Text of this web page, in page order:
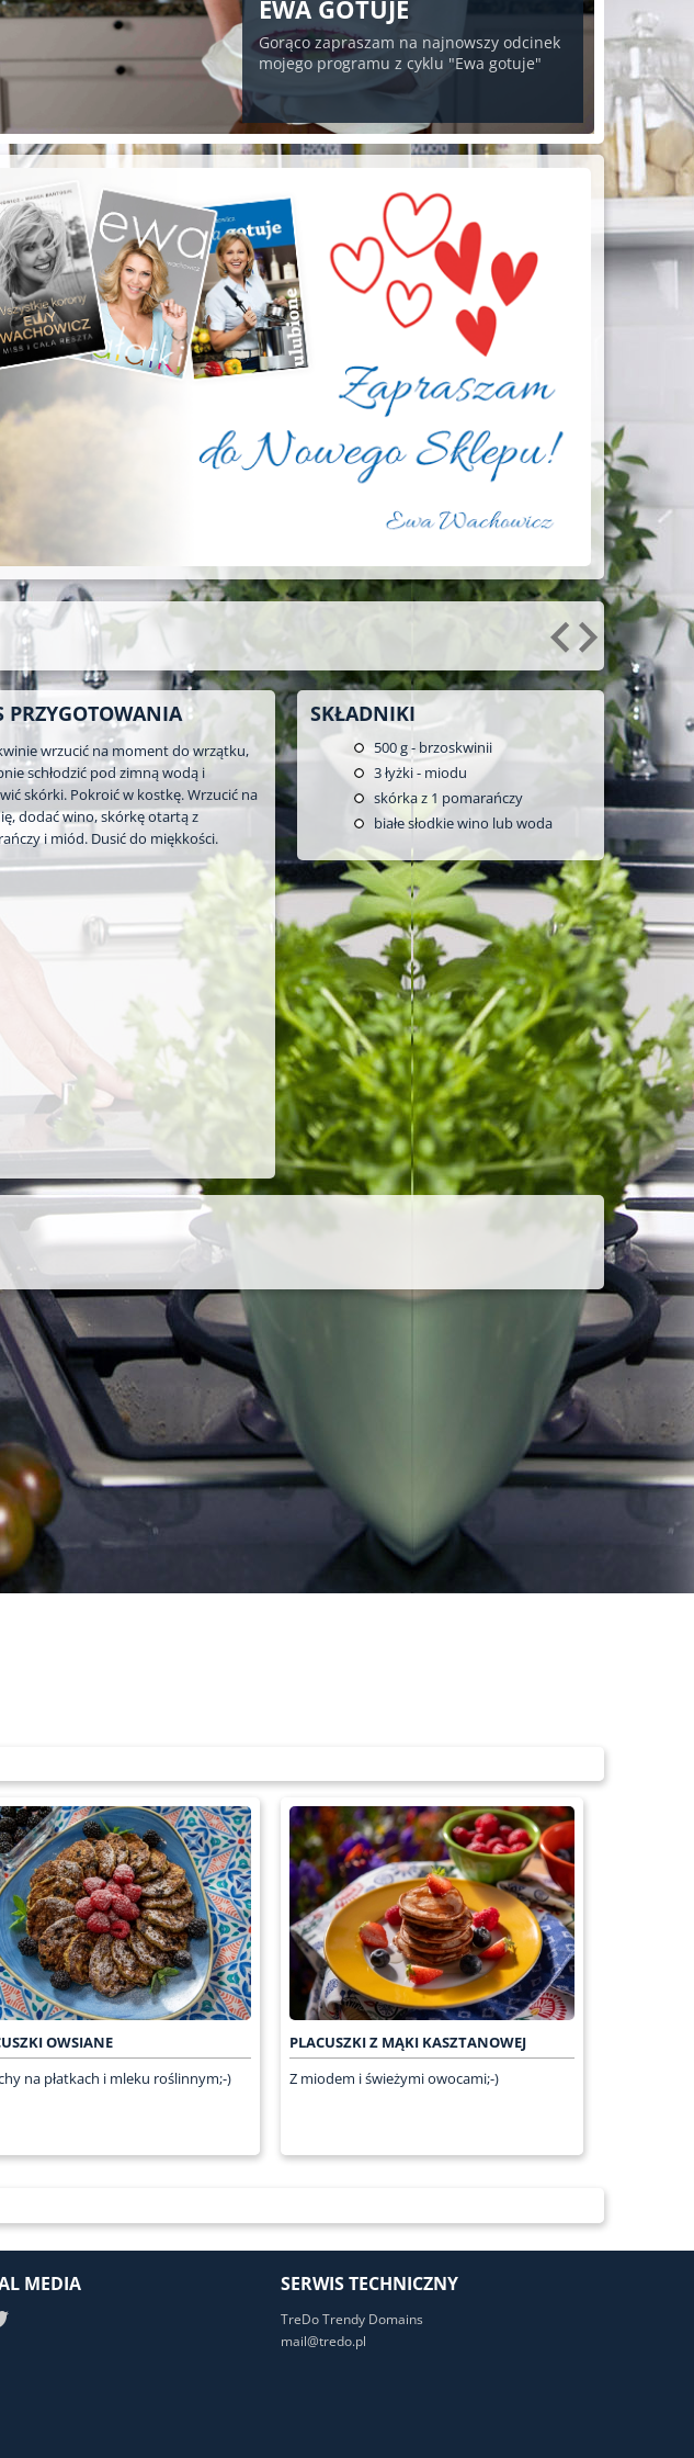
EWA GOTUJE
Gorąco zapraszam na najnowszy odcinek
mojego programu z cyklu "Ewa gotuje"
PRZYGOTOWANIA
wrzucić na moment do wrzątku,
schłodzić pod zimną wodą i
skórki. Pokroić w kostkę. Wrzucić na
dodać wino, skórkę otartą z
i miód. Dusić do miękkości.
SKŁADNIKI
500g - brzoskwinii
3łyżki - miodu
skórka z 1 pomarańczy
białe słodkie wino lub woda
OWSIANE
na płatkach i mleku roślinnym;-)
PLACUSZKI Z MĄKI KASZTANOWEJ
Z miodem i świeżymi owocami;-)
MEDIA SERWIS TECHNICZNY
TreDo Trendy Domains
mail@tredo.pl